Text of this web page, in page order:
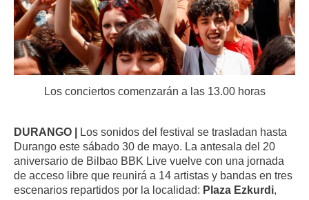
Los conciertos comenzarán a las 13.00 horas
DURANGO | Los sonidos del festival se trasladan hasta
Durango este sábado 30 de mayo. La antesala del 20
aniversario de Bilbao BBK Live vuelve con una jornada
de acceso libre que reunirá a 14 artistas y bandas en tres
escenarios repartidos por la localidad: Plaza Ezkurdi,